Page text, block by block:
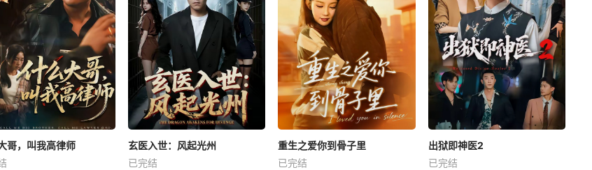
哥，叫我高律师
玄医入世：风起光州
已完结
重生之爱你到骨子里
已完结
出狱即神医2
已完结